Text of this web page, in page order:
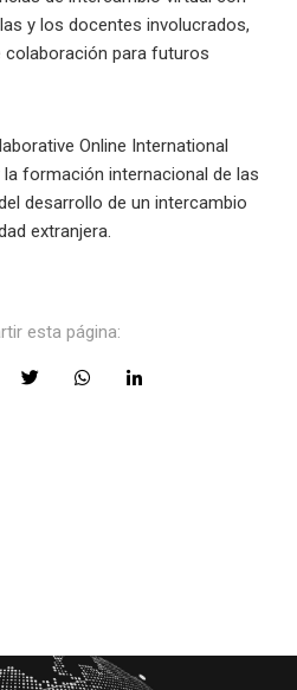
y los docentes involucrados,
para futuros
Online International
formación internacional de las
desarrollo de un intercambio
extranjera.
esta página: